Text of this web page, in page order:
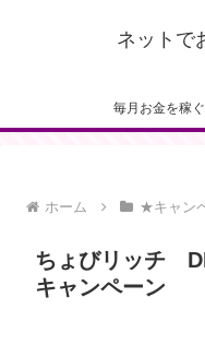
ネットで
毎月お金を稼
ホーム ★キャン
ちょびリッチ
キャンペーン